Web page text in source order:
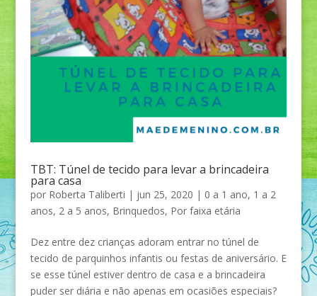
TBT: Túnel de tecido para levar a brincadeira
para casa
por Roberta Taliberti | jun 25, 2020 | 0 a 1 ano, 1 a 2
anos, 2 a 5 anos, Brinquedos, Por faixa etária
Dez entre dez crianças adoram entrar no túnel de
tecido de parquinhos infantis ou festas de aniversário. E
se esse túnel estiver dentro de casa e a brincadeira
puder ser diária e não apenas em ocasiões especiais?